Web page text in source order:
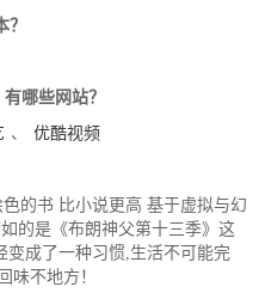
哪些网站？
、
优酷视频
的书 比小说更高 基于虚拟与幻
的是《布朗神父第十三季》这
变成了一种习惯,生活不可能完
味不地方！